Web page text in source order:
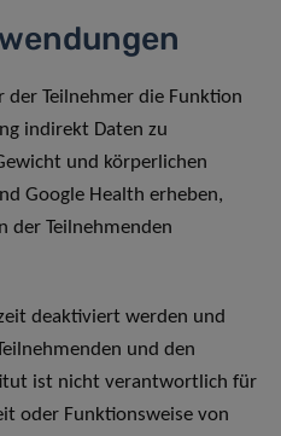
der Teilnehmer die Funktion
indirekt Daten zu
und körperlichen
Google Health erheben,
der Teilnehmenden
deaktiviert werden und
und den
ist nicht verantwortlich für
oder Funktionsweise von